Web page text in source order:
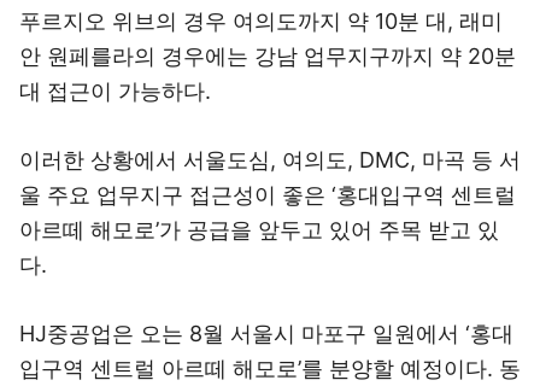
푸르지오 위브의 경우 여의도까지 약 10분 대, 래미
안 원페를라의 경우에는 강남 업무지구까지 약 20분
대 접근이 가능하다.
이러한 상황에서 서울도심, 여의도, DMC, 마곡 등 서
울 주요 업무지구 접근성이 좋은 ‘홍대입구역 센트럴
아르떼 해모로’가 공급을 앞두고 있어 주목 받고 있
다.
HJ중공업은 오는 8월 서울시 마포구 일원에서 ‘홍대
입구역 센트럴 아르떼 해모로’를 분양할 예정이다. 동